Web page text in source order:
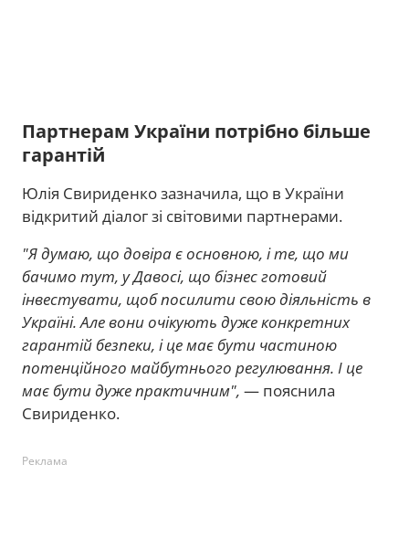
Партнерам України потрібно більше
гарантій
Юлія Свириденко зазначила, що в України
відкритий діалог зі світовими партнерами.
"Я думаю, що довіра є основною, і те, що ми
бачимо тут, у Давосі, що бізнес готовий
інвестувати, щоб посилити свою діяльність в
Україні. Але вони очікують дуже конкретних
гарантій безпеки, і це має бути частиною
потенційного майбутнього регулювання. І це
має бути дуже практичним", — пояснила
Свириденко.
Реклама